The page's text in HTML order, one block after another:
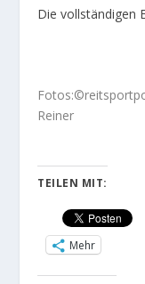
Die vollständigen
Reiner
TEILEN MIT:
Mehr